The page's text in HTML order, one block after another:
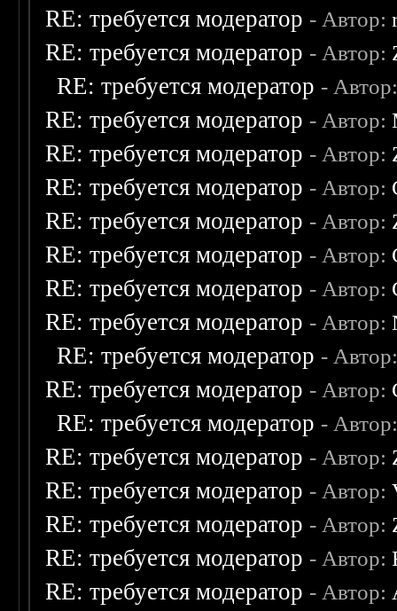
RE: требуется модератор - Автор:
RE: требуется модератор - Автор:
RE: требуется модератор -
RE: требуется модератор - Автор:
RE: требуется модератор - Автор:
RE: требуется модератор - Автор:
RE: требуется модератор - Автор:
RE: требуется модератор - Автор:
RE: требуется модератор - Автор:
RE: требуется модератор - Автор:
RE: требуется модератор -
RE: требуется модератор - Автор:
RE: требуется модератор -
RE: требуется модератор - Автор:
RE: требуется модератор - Автор:
RE: требуется модератор - Автор:
RE: требуется модератор - Автор:
RE: требуется модератор - Автор: